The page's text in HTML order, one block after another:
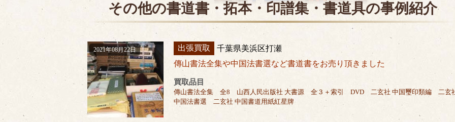
その他の書道書・拓本・印譜集・書道具の事例紹介
2021年08月22日 出張買取
千葉県美浜区打瀬
傳山書法全集や中国法書選など書道書をお売り頂きました
買取品目
傳山書法全集 全8 山西人民出版社 大書源 全３＋索引 DVD 二玄社 中国璽印類編 二玄
中国法書選 二玄社 中国書道用紙紅星牌